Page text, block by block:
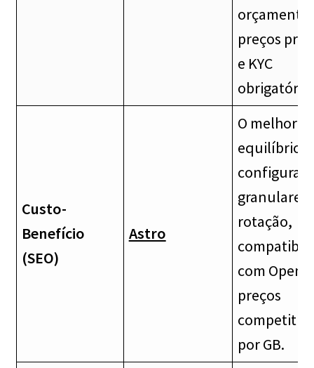
orçamento
preços
e KYC
obrigatório.
Custo-
Benefício
(SEO)
Astro
O melhor
equilíbrio
granulares
rotação,
com
preços
por GB.